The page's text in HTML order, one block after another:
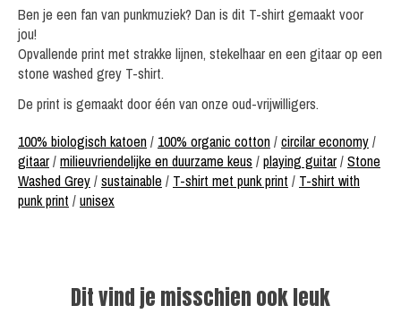
Ben je een fan van punkmuziek? Dan is dit T-shirt gemaakt voor
jou!
Opvallende print met strakke lijnen, stekelhaar en een gitaar op een
stone washed grey T-shirt.
De print is gemaakt door één van onze oud-vrijwilligers.
100% biologisch katoen/ 100% organic cotton/circilar economy/
gitaar/milieuvriendelijke en duurzame keus /playing guitar/Stone
Washed Grey/sustainable / T-shirt met punk print / T-shirt with
punk print /unisex
Dit vind je misschien ook leuk